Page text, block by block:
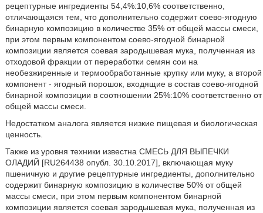
рецептурные ингредиенты 54,4%:10,6% соответственно,
отличающаяся тем, что дополнительно содержит соево-ягодную
бинарную композицию в количестве 35% от общей массы смеси,
при этом первым компонентом соево-ягодной бинарной
композиции является соевая зародышевая мука, полученная из
отходовой фракции от переработки семян сои на
необезжиренные и термообработанные крупку или муку, а второй
компонент - ягодный порошок, входящие в состав соево-ягодной
бинарной композиции в соотношении 25%:10% соответственно от
общей массы смеси.
Недостатком аналога является низкие пищевая и биологическая
ценность.
Также из уровня техники известна СМЕСЬ ДЛЯ ВЫПЕЧКИ
ОЛАДИЙ [RU264438 опубл. 30.10.2017], включающая муку
пшеничную и другие рецептурные ингредиенты, дополнительно
содержит бинарную композицию в количестве 50% от общей
массы смеси, при этом первым компонентом бинарной
композиции является соевая зародышевая мука, полученная из